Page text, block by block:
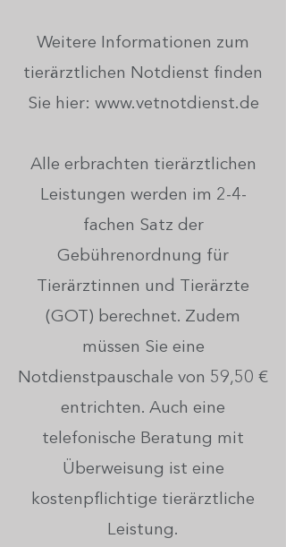
Weitere Informationen zum
tierärztlichen Notdienst finden
Sie hier: www.vetnotdienst.de
Alle erbrachten tierärztlichen
Leistungen werden im 2-4-
fachen Satz der
Gebührenordnung für
Tierärztinnen und Tierärzte
(GOT) berechnet. Zudem
müssen Sie eine
Notdienstpauschale von 59,50 €
entrichten. Auch eine
telefonische Beratung mit
Überweisung ist eine
kostenpflichtige tierärztliche
Leistung.